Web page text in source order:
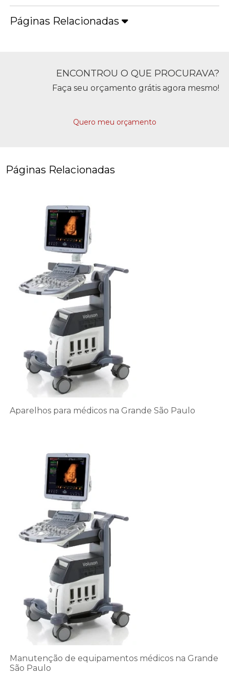
Páginas Relacionadas
ENCONTROU O QUE PROCURAVA?
Faça seu orçamento grátis agora mesmo!
Quero meu orçamento
Páginas Relacionadas
Aparelhos para médicos na Grande São Paulo
Manutenção de equipamentos médicos na Grande
São Paulo